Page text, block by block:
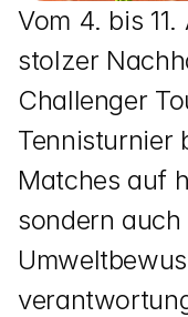
Vom 4. bis
stolzer
Challenger
Tennisturnier
Matches auf
sondern